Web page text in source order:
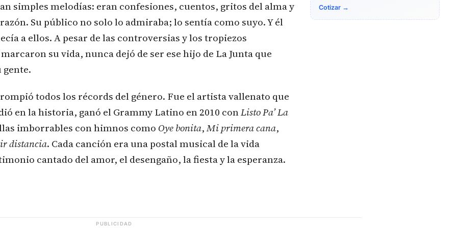
simples melodías: eran confesiones, cuentos, gritos del alma y
Su público no solo lo admiraba; lo sentía como suyo. Y él
a ellos. A pesar de las controversias y los tropiezos
su vida, nunca dejó de ser ese hijo de La Junta que
gente.
todos los récords del género. Fue el artista vallenato que
en la historia, ganó el Grammy Latino en 2010 conListo Pa’ La
imborrables con himnos como Oye bonita,Mi primera cana,
distancia. Cada canción era una postal musical de la vida
cantado del amor, el desengaño, la fiesta y la esperanza.
Cotizar →
PUBLICIDAD